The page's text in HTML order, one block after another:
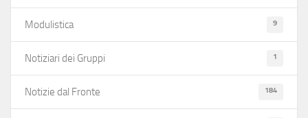
Modulistica 9
Notiziari dei Gruppi 1
Notizie dal Fronte 184